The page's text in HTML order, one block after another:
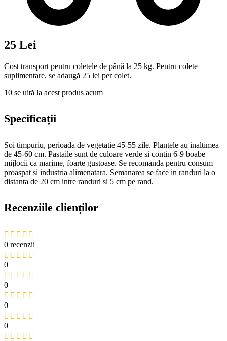
25 Lei
Cost transport pentru coletele de până la 25 kg. Pentru colete
suplimentare, se adaugă 25 lei per colet.
10 se uită la acest produs acum
Specificații
Soi timpuriu, perioada de vegetatie 45-55 zile. Plantele au inaltimea
de 45-60 cm. Pastaile sunt de culoare verde si contin 6-9 boabe
mijlocii ca marime, foarte gustoase. Se recomanda pentru consum
proaspat si industria alimenatara. Semanarea se face in randuri la o
distanta de 20 cm intre randuri si 5 cm pe rand.
Recenziile clienților
0 recenzii
0
0
0
0